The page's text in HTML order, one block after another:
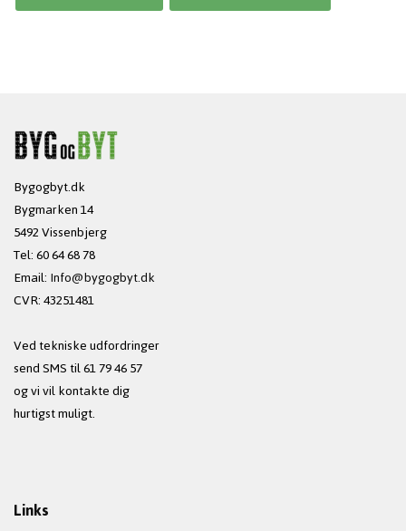
Bygogbyt.dk
Bygmarken 14
5492 Vissenbjerg
Tel: 60 64 68 78
Email:Info@bygogbyt.dk
CVR: 43251481
Ved tekniske udfordringer
send SMS til 61 79 46 57
og vi vil kontakte dig
hurtigst muligt.
Links